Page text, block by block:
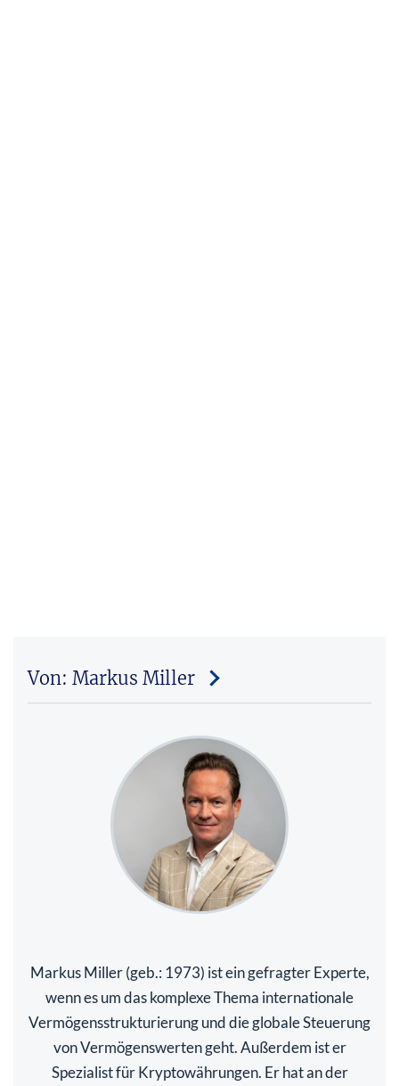
Von: Markus Miller
Markus Miller (geb.: 1973) ist ein gefragter Experte,
wenn es um das komplexe Thema internationale
Vermögensstrukturierung und die globale Steuerung
von Vermögenswerten geht. Außerdem ist er
Spezialist für Kryptowährungen. Er hat an der